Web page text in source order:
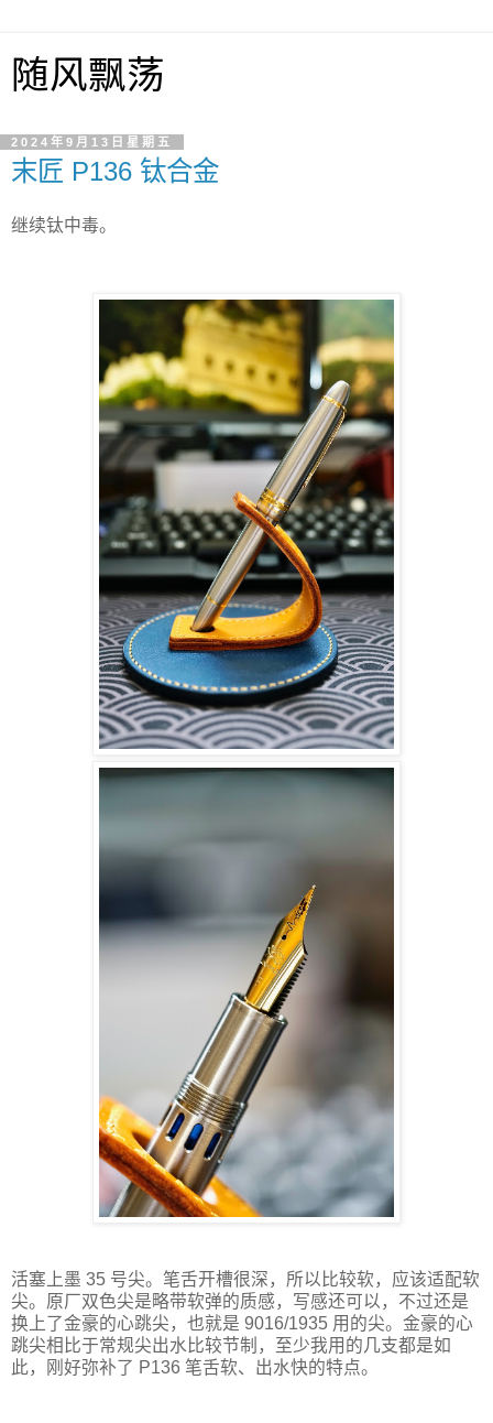
随风飘荡
2024年9月13日星期五
末匠 P136 钛合金
继续钛中毒。
活塞上墨 35 号尖。笔舌开槽很深，所以比较软，应该适配软
尖。原厂双色尖是略带软弹的质感，写感还可以，不过还是
换上了金豪的心跳尖，也就是 9016/1935 用的尖。金豪的心
跳尖相比于常规尖出水比较节制，至少我用的几支都是如
此，刚好弥补了 P136 笔舌软、出水快的特点。